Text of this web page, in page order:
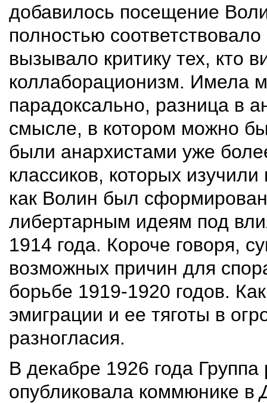
добавилось посещение
полностью
вызывало критику тех, кто
коллаборационизм. Имела
парадоксально, разница в
смысле, в котором можно
были анархистами уже
классиков, которых
как Волин был
либертарным идеям под
1914 года. Короче говоря,
возможных причин для
борьбе 1919-1920 годов.
эмиграции и ее тяготы в
разногласия.
В декабре 1926 года Группа
опубликовала коммюнике в